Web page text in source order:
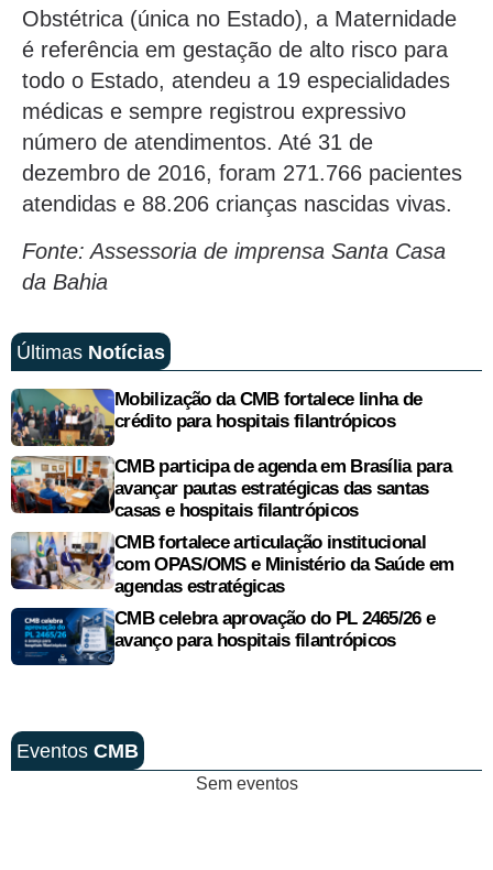
Obstétrica (única no Estado), a Maternidade
é referência em gestação de alto risco para
todo o Estado, atendeu a 19 especialidades
médicas e sempre registrou expressivo
número de atendimentos. Até 31 de
dezembro de 2016, foram 271.766 pacientes
atendidas e 88.206 crianças nascidas vivas.
Fonte: Assessoria de imprensa Santa Casa
da Bahia
Últimas Notícias
Mobilização da CMB fortalece linha de
crédito para hospitais filantrópicos
CMB participa de agenda em Brasília para
avançar pautas estratégicas das santas
casas e hospitais filantrópicos
CMB fortalece articulação institucional
com OPAS/OMS e Ministério da Saúde em
agendas estratégicas
CMB celebra aprovação do PL 2465/26 e
avanço para hospitais filantrópicos
Eventos CMB
Sem eventos